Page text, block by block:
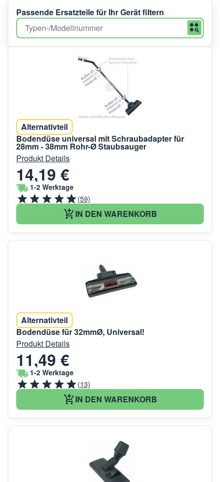
Passende Ersatzteile für Ihr Gerät filtern
Alternativteil
Bodendüse universal mit Schraubadapter für
28mm - 38mm Rohr-Ø Staubsauger
Produkt Details
14,19 €
1-2 Werktage
(59)
IN DEN WARENKORB
Alternativteil
Bodendüse für 32mmØ, Universal!
Produkt Details
11,49 €
1-2 Werktage
(13)
IN DEN WARENKORB